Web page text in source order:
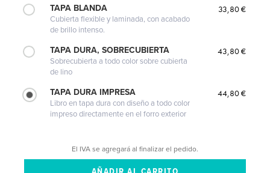
TAPA BLANDA
Cubierta flexible y laminada, con acabado
de brillo intenso.
33,80 €
TAPA DURA, SOBRECUBIERTA
Sobrecubierta a todo color sobre cubierta
de lino
43,80 €
TAPA DURA IMPRESA
Libro en tapa dura con diseño a todo color
impreso directamente en el forro exterior
44,80 €
El IVA se agregará al finalizar el pedido.